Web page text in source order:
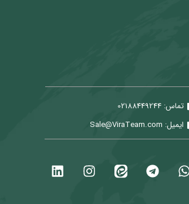
تماس: 02188449244
ایمیل: Sale@ViraTeam.com